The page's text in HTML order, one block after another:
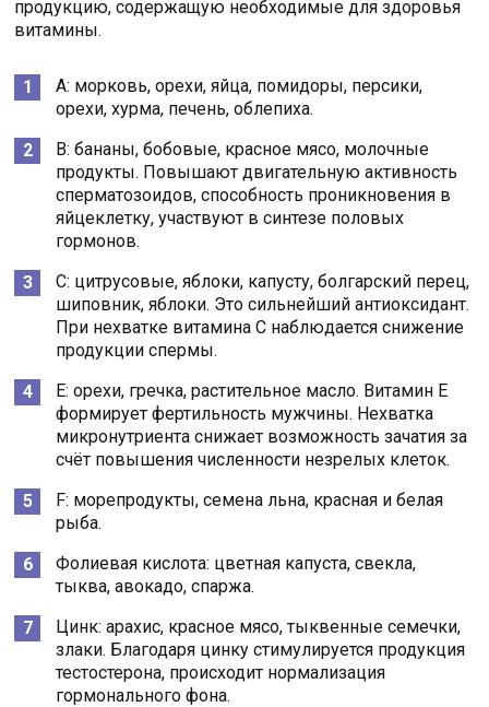
продукцию, содержащую необходимые для здоровья
витамины.
А: морковь, орехи, яйца, помидоры, персики,
орехи, хурма, печень, облепиха.
В: бананы, бобовые, красное мясо, молочные
продукты. Повышают двигательную активность
сперматозоидов, способность проникновения в
яйцеклетку, участвуют в синтезе половых
гормонов.
С: цитрусовые, яблоки, капусту, болгарский перец,
шиповник, яблоки. Это сильнейший антиоксидант.
При нехватке витамина С наблюдается снижение
продукции спермы.
Е: орехи, гречка, растительное масло. Витамин Е
формирует фертильность мужчины. Нехватка
микронутриента снижает возможность зачатия за
счёт повышения численности незрелых клеток.
F: морепродукты, семена льна, красная и белая
рыба.
Фолиевая кислота: цветная капуста, свекла,
тыква, авокадо, спаржа.
Цинк: арахис, красное мясо, тыквенные семечки,
злаки. Благодаря цинку стимулируется продукция
тестостерона, происходит нормализация
гормонального фона.